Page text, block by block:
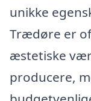
unikke
Trædøre er
æstetiske
producere,